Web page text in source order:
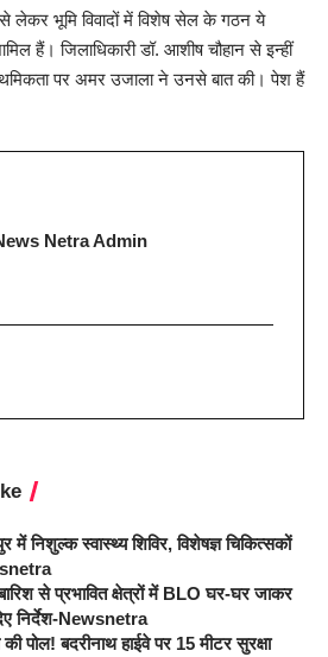
लेकर भूमि विवादों में विशेष सेल के गठन ये
हैं। जिलाधिकारी डॉ. आशीष चौहान से इन्हीं
पर अमर उजाला ने उनसे बात की। पेश हैं
Netra Admin
में निशुल्क स्वास्थ्य शिविर, विशेषज्ञ चिकित्सकों
से प्रभावित क्षेत्रों में BLO घर-घर जाकर
निर्देश-Newsnetra
की पोल! बदरीनाथ हाईवे पर 15 मीटर सुरक्षा